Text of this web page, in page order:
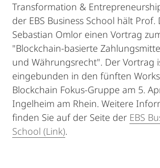
Transformation &
der EBS Business School hält Prof.
Sebastian Omlor einen Vortrag
"Blockchain-basierte
und Währungsrecht". Der Vortrag
eingebunden in den fünften
Blockchain Fokus-Gruppe am 5.
Ingelheim am Rhein. Weitere
finden Sie auf der Seite der EBS
School (Link).